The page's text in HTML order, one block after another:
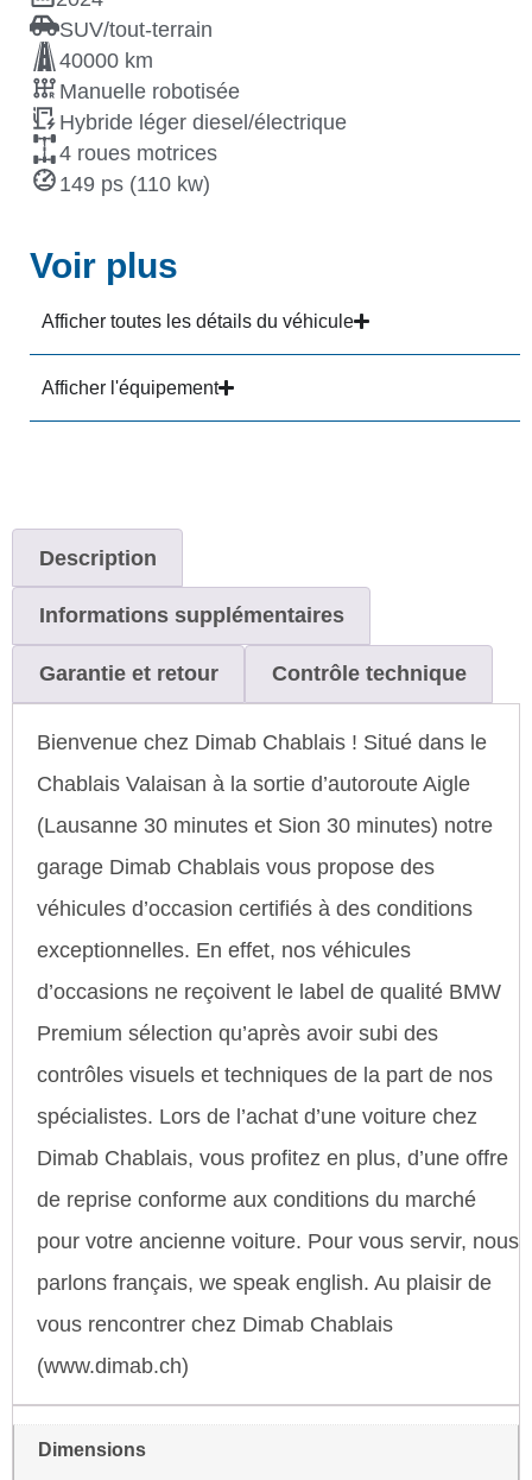
SUV/tout-terrain
40000 km
Manuelle robotisée
Hybride léger diesel/électrique
4 roues motrices
149 ps (110 kw)
Voir plus
Afficher toutes les détails du véhicule
Afficher l'équipement
Description
Informations supplémentaires
Garantie et retour Contrôle technique
Bienvenue chez Dimab Chablais ! Situé dans le
Chablais Valaisan à la sortie d’autoroute Aigle
(Lausanne 30 minutes et Sion 30 minutes) notre
garage Dimab Chablais vous propose des
véhicules d’occasion certifiés à des conditions
exceptionnelles. En effet, nos véhicules
d’occasions ne reçoivent le label de qualité BMW
Premium sélection qu’après avoir subi des
contrôles visuels et techniques de la part de nos
spécialistes. Lors de l’achat d’une voiture chez
Dimab Chablais, vous profitez en plus, d’une offre
de reprise conforme aux conditions du marché
pour votre ancienne voiture. Pour vous servir, nous
parlons français, we speak english. Au plaisir de
vous rencontrer chez Dimab Chablais
(www.dimab.ch)
Dimensions